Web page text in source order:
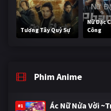
Tương Tây Quỷ Sự
Nữ Đặc
Công
Phim Anime
#1 Ác Nữ Nửa Vời